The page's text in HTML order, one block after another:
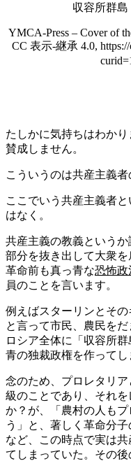
収容所群
YMCA-Press – Cover of
CC 表示-継承 4.0,
たしかに気持ちはわか
賛成しません。
こういうのは共産主義者
ここでいう共産主義者
はなく。
共産主義の教義という
部分を抜き出して大衆を
革命前も真っ青な恐怖政
員のことを言います。
例えばスターリンとそ
と言って市民、農民を
ロシア全体に「収容所
青の独裁政権を作ってし
念のため、プロレタリ
級のことであり、それ
か？が、「農村の人も
う」と、著しく革命分
など、この時点で実は
てしまっていた。その